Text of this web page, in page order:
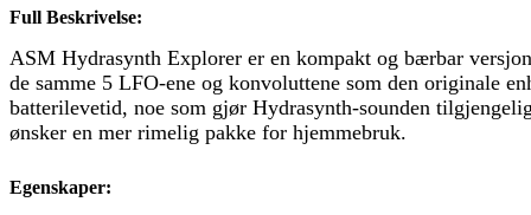
Full Beskrivelse:
ASM Hydrasynth Explorer er en kompakt og bærbar
de samme 5 LFO-ene og konvoluttene som den originale
batterilevetid, noe som gjør Hydrasynth-sounden
ønsker en mer rimelig pakke for hjemmebruk.
Egenskaper: